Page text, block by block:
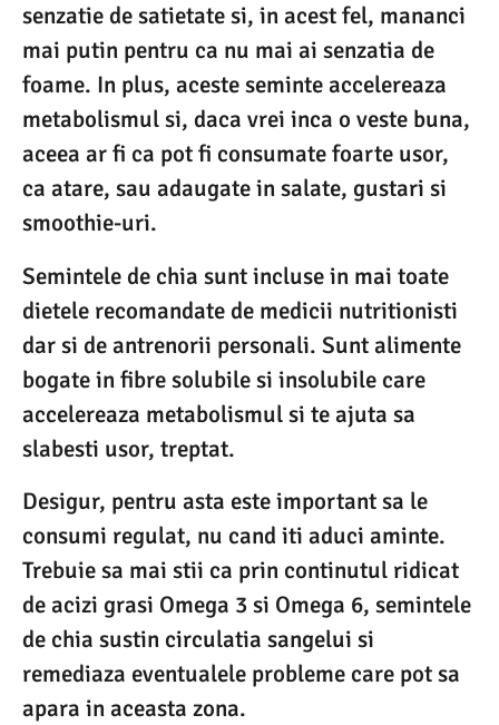
senzatie de satietate si, in acest fel, mananci
mai putin pentru ca nu mai ai senzatia de
foame. In plus, aceste seminte accelereaza
metabolismul si, daca vrei inca o veste buna,
aceea ar fi ca pot fi consumate foarte usor,
ca atare, sau adaugate in salate, gustari si
smoothie-uri.
Semintele de chia sunt incluse in mai toate
dietele recomandate de medicii nutritionisti
dar si de antrenorii personali. Sunt alimente
bogate in fibre solubile si insolubile care
accelereaza metabolismul si te ajuta sa
slabesti usor, treptat.
Desigur, pentru asta este important sa le
consumi regulat, nu cand iti aduci aminte.
Trebuie sa mai stii ca prin continutul ridicat
de acizi grasi Omega 3 si Omega 6, semintele
de chia sustin circulatia sangelui si
remediaza eventualele probleme care pot sa
apara in aceasta zona.